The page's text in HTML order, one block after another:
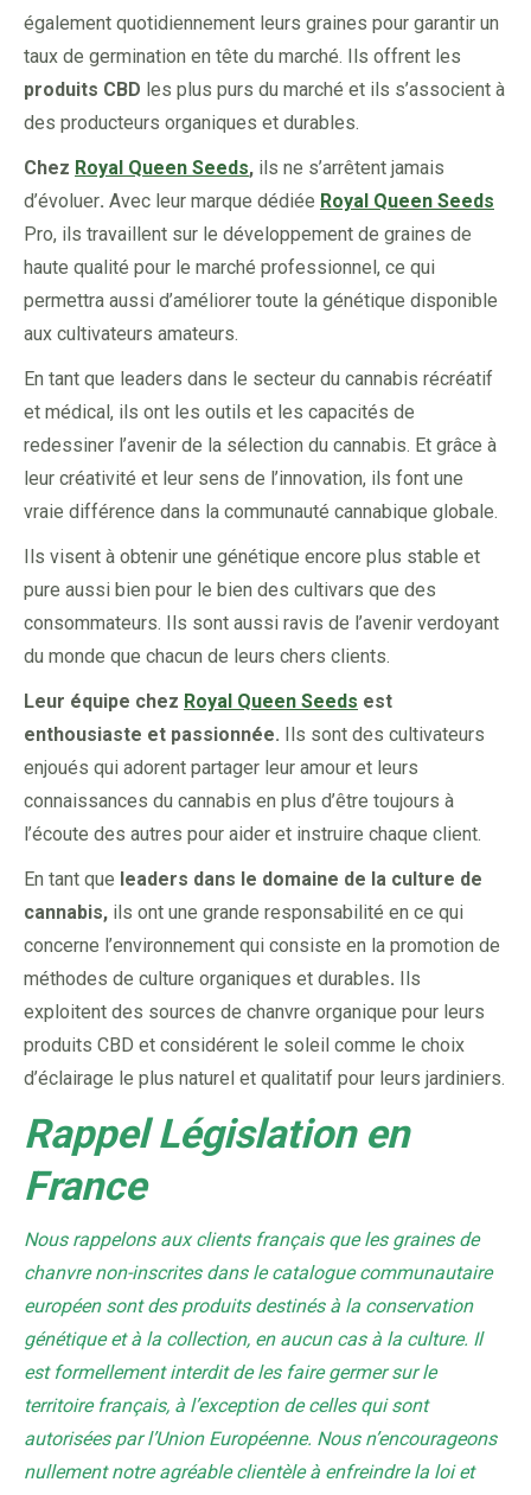
également quotidiennement leurs graines pour garantir un
taux de germination en tête du marché. Ils offrent les
produits CBD les plus purs du marché et ils s’associent à
des producteurs organiques et durables.
Chez Royal Queen Seeds, ils ne s’arrêtent jamais
d’évoluer. Avec leur marque dédiée Royal Queen Seeds
Pro, ils travaillent sur le développement de graines de
haute qualité pour le marché professionnel, ce qui
permettra aussi d’améliorer toute la génétique disponible
aux cultivateurs amateurs.
En tant que leaders dans le secteur du cannabis récréatif
et médical, ils ont les outils et les capacités de
redessiner l’avenir de la sélection du cannabis. Et grâce à
leur créativité et leur sens de l’innovation, ils font une
vraie différence dans la communauté cannabique globale.
Ils visent à obtenir une génétique encore plus stable et
pure aussi bien pour le bien des cultivars que des
consommateurs. Ils sont aussi ravis de l’avenir verdoyant
du monde que chacun de leurs chers clients.
Leur équipe chez Royal Queen Seeds est
enthousiaste et passionnée. Ils sont des cultivateurs
enjoués qui adorent partager leur amour et leurs
connaissances du cannabis en plus d’être toujours à
l’écoute des autres pour aider et instruire chaque client.
En tant que leaders dans le domaine de la culture de
cannabis, ils ont une grande responsabilité en ce qui
concerne l’environnement qui consiste en la promotion de
méthodes de culture organiques et durables. Ils
exploitent des sources de chanvre organique pour leurs
produits CBD et considérent le soleil comme le choix
d’éclairage le plus naturel et qualitatif pour leurs jardiniers.
Rappel Législation en
France
Nous rappelons aux clients français que les graines de
chanvre non-inscrites dans le catalogue communautaire
européen sont des produits destinés à la conservation
génétique et à la collection, en aucun cas à la culture. Il
est formellement interdit de les faire germer sur le
territoire français, à l’exception de celles qui sont
autorisées par l’Union Européenne. Nous n’encourageons
nullement notre agréable clientèle à enfreindre la loi et